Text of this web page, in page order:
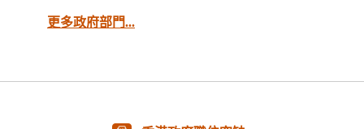
更多政府部門...